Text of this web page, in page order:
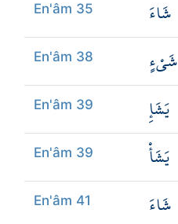
En'âm 35 شَاءَ
En'âm 38 شَيْءٍ
En'âm 39 يَشَإِ
En'âm 39 يَشَأْ
En'âm 41 شَاءَ